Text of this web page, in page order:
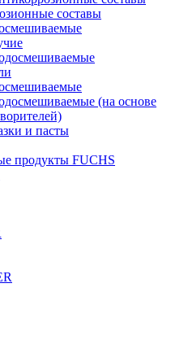
составы
(на основе
и пасты
продукты FUCHS